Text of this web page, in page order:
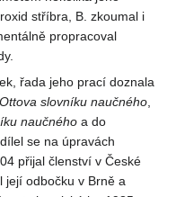
stříbra, B. zkoumal i
propracoval
řada jeho prací doznala
Ottova slovníku naučného
naučného a do
se na úpravách
přijal členství v České
její odbočku v Brně a